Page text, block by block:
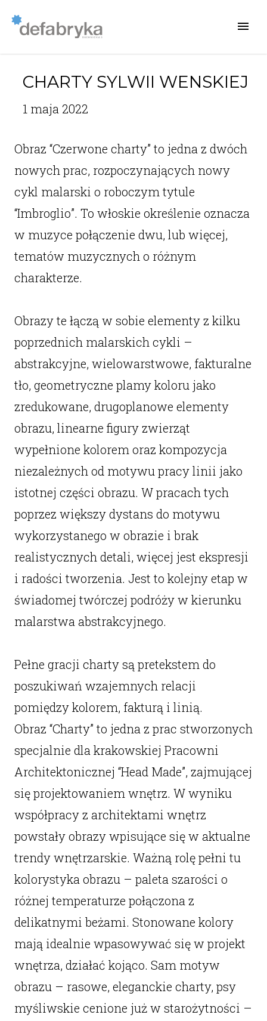
CHARTY SYLWII WENSKIEJ
1 maja 2022
Obraz “Czerwone charty” to jedna z dwóch
nowych prac, rozpoczynających nowy
cykl malarski o roboczym tytule
“Imbroglio”. To włoskie określenie oznacza
w muzyce połączenie dwu, lub więcej,
tematów muzycznych o różnym
charakterze.
Obrazy te łączą w sobie elementy z kilku
poprzednich malarskich cykli –
abstrakcyjne, wielowarstwowe, fakturalne
tło, geometryczne plamy koloru jako
zredukowane, drugoplanowe elementy
obrazu, linearne figury zwierząt
wypełnione kolorem oraz kompozycja
niezależnych od motywu pracy linii jako
istotnej części obrazu. W pracach tych
poprzez większy dystans do motywu
wykorzystanego w obrazie i brak
realistycznych detali, więcej jest ekspresji
i radości tworzenia. Jest to kolejny etap w
świadomej twórczej podróży w kierunku
malarstwa abstrakcyjnego.
Pełne gracji charty są pretekstem do
poszukiwań wzajemnych relacji
pomiędzy kolorem, fakturą i linią.
Obraz “Charty” to jedna z prac stworzonych
specjalnie dla krakowskiej Pracowni
Architektonicznej “Head Made”, zajmującej
się projektowaniem wnętrz. W wyniku
współpracy z architektami wnętrz
powstały obrazy wpisujące się w aktualne
trendy wnętrzarskie. Ważną rolę pełni tu
kolorystyka obrazu – paleta szarości o
różnej temperaturze połączona z
delikatnymi beżami. Stonowane kolory
mają idealnie wpasowywać się w projekt
wnętrza, działać kojąco. Sam motyw
obrazu – rasowe, eleganckie charty, psy
myśliwskie cenione już w starożytności –